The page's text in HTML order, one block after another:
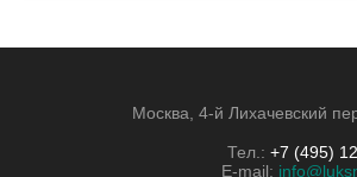
Москва, 4-й Лихачевский
Тел.: +7 (495)
E-mail: